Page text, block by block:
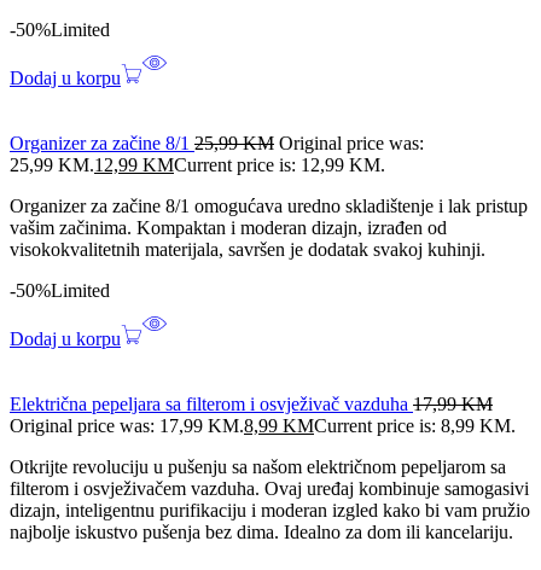
-50%Limited
Dodaj u korpu
Organizer za začine 8/1 25,99KM Original price was:
25,99 KM.12,99 KMCurrent price is: 12,99 KM.
Organizer za začine 8/1 omogućava uredno skladištenje i lak pristup
vašim začinima. Kompaktan i moderan dizajn, izrađen od
visokokvalitetnih materijala, savršen je dodatak svakoj kuhinji.
-50%Limited
Dodaj u korpu
Električna pepeljara sa filterom i osvježivač vazduha 17,99KM
Original price was: 17,99 KM.8,99 KMCurrent price is: 8,99 KM.
Otkrijte revoluciju u pušenju sa našom električnom pepeljarom sa
filterom i osvježivačem vazduha. Ovaj uređaj kombinuje samogasivi
dizajn, inteligentnu purifikaciju i moderan izgled kako bi vam pružio
najbolje iskustvo pušenja bez dima. Idealno za dom ili kancelariju.